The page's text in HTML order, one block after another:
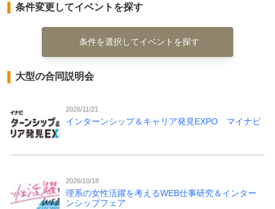
条件変更してイベントを探す
条件を選択してイベントを探す
大型の合同説明会
2026/11/21
インターンシップ＆キャリア発見EXPO マイナビ
2026/10/18
理系の女性活躍を考えるWEB仕事研究＆インター
ンシップフェア